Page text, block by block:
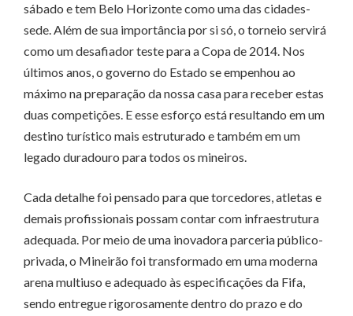
sábado e tem Belo Horizonte como uma das cidades-
sede. Além de sua importância por si só, o torneio servirá
como um desafiador teste para a Copa de 2014. Nos
últimos anos, o governo do Estado se empenhou ao
máximo na preparação da nossa casa para receber estas
duas competições. E esse esforço está resultando em um
destino turístico mais estruturado e também em um
legado duradouro para todos os mineiros.
Cada detalhe foi pensado para que torcedores, atletas e
demais profissionais possam contar com infraestrutura
adequada. Por meio de uma inovadora parceria público-
privada, o Mineirão foi transformado em uma moderna
arena multiuso e adequado às especificações da Fifa,
sendo entregue rigorosamente dentro do prazo e do